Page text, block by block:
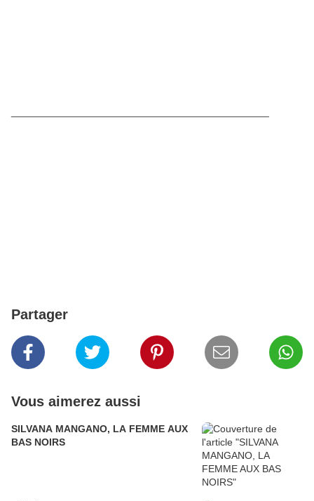
Partager
Vous aimerez aussi
SILVANA MANGANO, LA FEMME AUX
BAS NOIRS